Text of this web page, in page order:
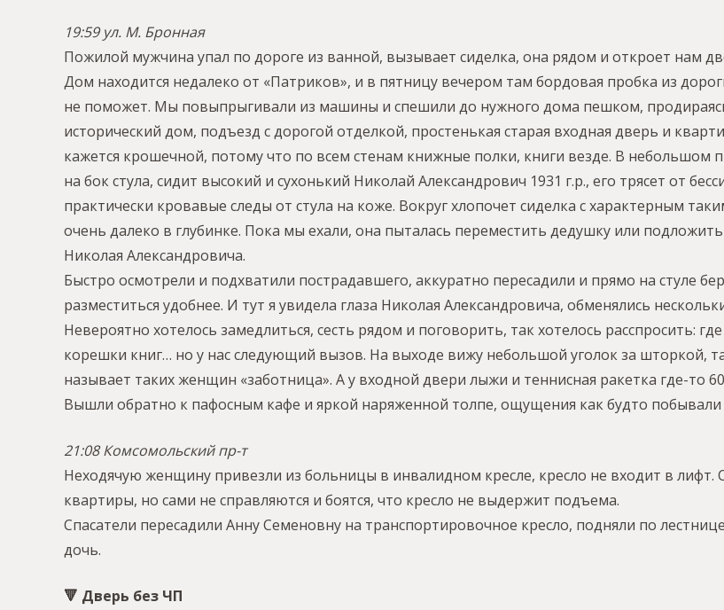
19:59 ул. М. Бронная
Пожилой мужчина упал по дороге из ванной, вызывает сиделка, она рядом и откроет нам
Дом находится недалеко от «Патриков», и в пятницу вечером там бордовая пробка из
не поможет. Мы повыпрыгивали из машины и спешили до нужного дома пешком,
исторический дом, подъезд с дорогой отделкой, простенькая старая входная дверь и
кажется крошечной, потому что по всем стенам книжные полки, книги везде. В небольшом
на бок стула, сидит высокий и сухонький Николай Александрович 1931 г.р., его трясет от
практически кровавые следы от стула на коже. Вокруг хлопочет сиделка с характерным
очень далеко в глубинке. Пока мы ехали, она пыталась переместить дедушку или
Николая Александровича.
Быстро осмотрели и подхватили пострадавшего, аккуратно пересадили и прямо на стуле
разместиться удобнее. И тут я увидела глаза Николая Александровича, обменялись
Невероятно хотелось замедлиться, сесть рядом и поговорить, так хотелось расспросить:
корешки книг… но у нас следующий вызов. На выходе вижу небольшой уголок за шторкой,
называет таких женщин «заботница». А у входной двери лыжи и теннисная ракетка где-то
Вышли обратно к пафосным кафе и яркой наряженной толпе, ощущения как будто
21:08 Комсомольский пр-т
Неходячую женщину привезли из больницы в инвалидном кресле, кресло не входит в
квартиры, но сами не справляются и боятся, что кресло не выдержит подъема.
Спасатели пересадили Анну Семеновну на транспортировочное кресло, подняли по
дочь.
🔻 Дверь без ЧП